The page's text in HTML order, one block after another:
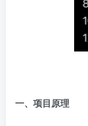
一、项目原理